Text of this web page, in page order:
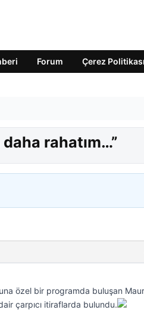
Forum Çerez Politikası
rahatım…”
özel bir programda buluşan
çarpıcı itiraflarda bulundu.